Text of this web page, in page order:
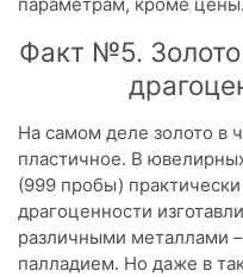
Факт №5.
На самом деле золото в
пластичное. В
(999 пробы)
драгоценности
различными металлами
палладием. Но даже в